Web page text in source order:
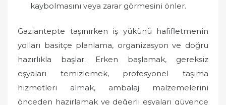
kaybolmasını veya zarar görmesini önler.
Gaziantepte taşınırken iş yükünü hafifletmenin
yolları basitçe planlama, organizasyon ve doğru
hazırlıkla başlar. Erken başlamak, gereksiz
eşyaları temizlemek, profesyonel taşıma
hizmetleri almak, ambalaj malzemelerini
önceden hazırlamak ve değerli eşyaları güvence